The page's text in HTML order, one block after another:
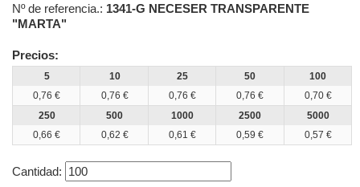
Nº de referencia.: 1341-G NECESER TRANSPARENTE
"MARTA"
Precios:
5
0,76 €
10
0,76 €
25
0,76 €
50
0,76 €
100
0,70 €
250
0,66 €
500
0,62 €
1000
0,61 €
2500
0,59 €
5000
0,57 €
Cantidad: